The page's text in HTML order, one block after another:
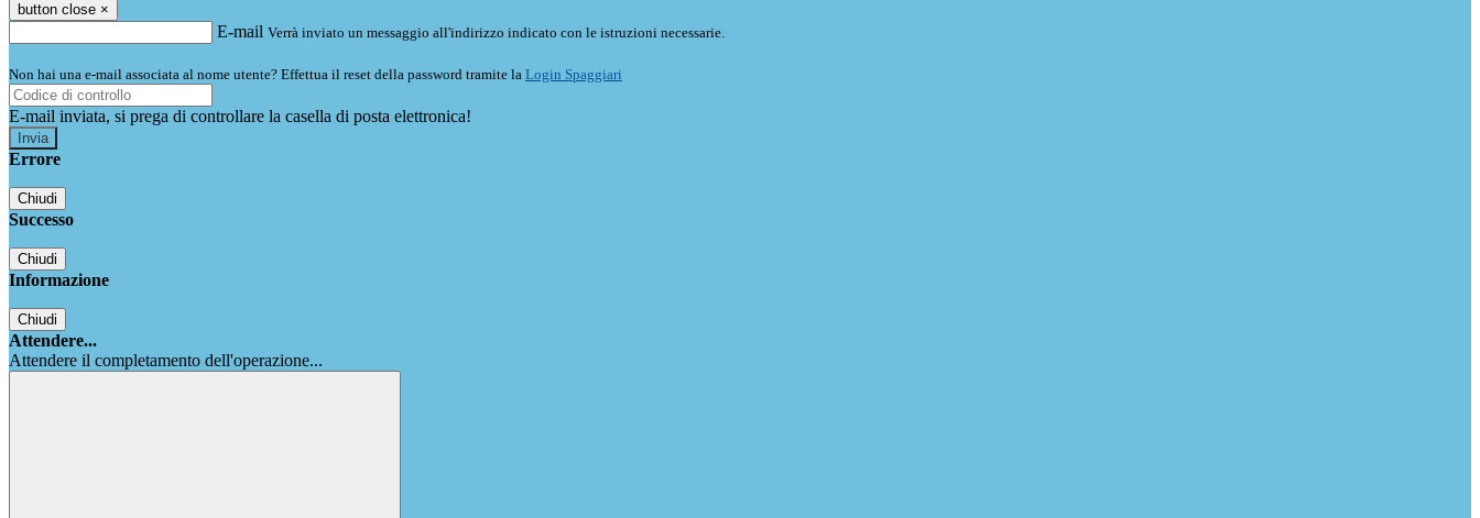
button close ×
E-mail Verrà inviato un messaggio all'indirizzo indicato con le istruzioni necessarie.
Non hai una e-mail associata al nome utente? Effettua il reset della password tramite la Login Spaggiari
E-mail inviata, si prega di controllare la casella di posta elettronica!
Errore
Chiudi
Successo
Chiudi
Informazione
Chiudi
Attendere...
Attendere il completamento dell'operazione...